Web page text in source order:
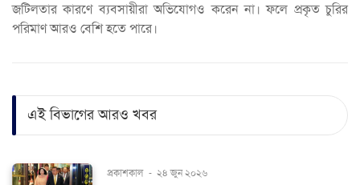
জটিলতার কারণে ব্যবসায়ীরা অভিযোগও করেন না। ফলে প্রকৃত চুরির
পরিমাণ আরও বেশি হতে পারে।
এই বিভাগের আরও খবর
প্রকাশকাল - ২৪ জুন ২০২৬